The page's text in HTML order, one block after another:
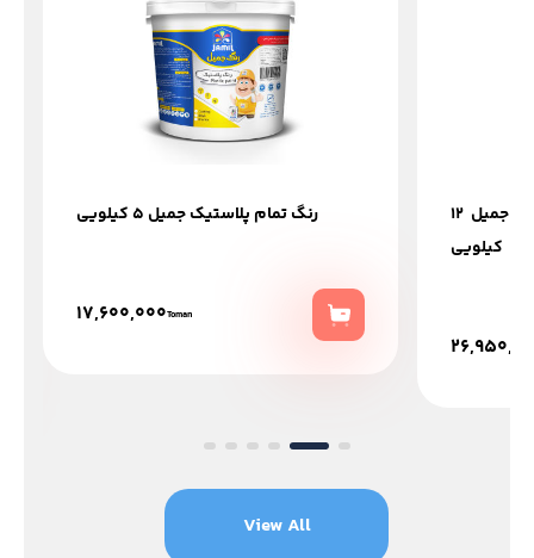
رنگ تمام پلاستیک جمیل 5 کیلویی
17,600,000Toman
خرید رنگ نیم پلاستیک درجه 1 جمیل 12
کیلویی
View All